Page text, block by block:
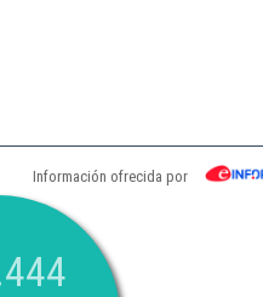
Información ofrecida por